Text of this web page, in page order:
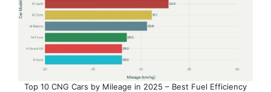
Top 10 CNG Cars by Mileage in 2025 – Best Fuel Efficiency